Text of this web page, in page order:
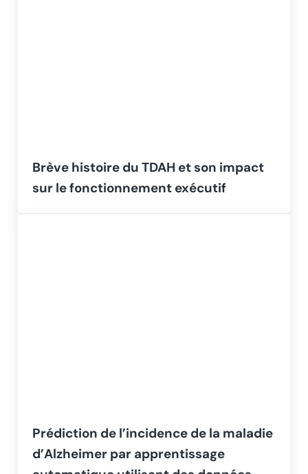
Brève histoire du TDAH et son impact
sur le fonctionnement exécutif
Prédiction de l’incidence de la maladie
d’Alzheimer par apprentissage